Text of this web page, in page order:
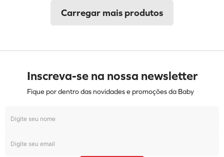
Inscreva-se na nossa newsletter
Fique por dentro das novidades e promoções da Baby